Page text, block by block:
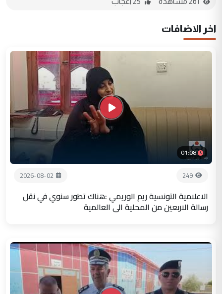
اخر الاضافات
01:08
249
2026-08-02
الاعلامية التونسية ريم الوريمي :هناك تطور سنوي في نقل
رسالة الاربعين من المحلية الى العالمية